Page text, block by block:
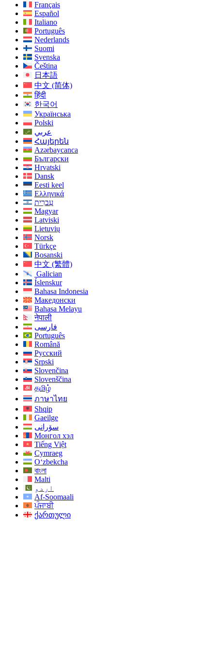
Français
Español
Italiano
Português
Nederlands
Suomi
Svenska
Čeština
日本語
中文 (简体)
हिंदी
한국어
Українська
Polski
عربي
Հայերեն
Azərbaycanca
Български
Hrvatski
Dansk
Eesti keel
Ελληνικά
עִברִית
Magyar
Latviski
Lietuvių
Norsk
Türkçe
Bosanski
中文 (繁體)
Galician
Íslenskur
Bahasa Indonesia
Македонски
Bahasa Melayu
नेपाली
فارسی
Português
Română
Русский
Srpski
Slovenčina
Slovenščina
தமிழ்
ภาษาไทย
Shqip
Gaeilge
سۆرانی
Монгол хэл
Tiếng Việt
Cymraeg
O‘zbekcha
বাংলা
Malti
اردو
Af-Soomaali
ਪੰਜਾਬੀ
ქართული